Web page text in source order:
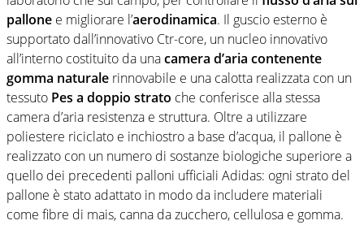
pallone e migliorare l’aerodinamica. Il guscio esterno è
supportato dall’innovativo Ctr-core, un nucleo innovativo
all’interno costituito da unacamera d’aria contenente
gomma naturale rinnovabile e una calotta realizzata con un
tessuto Pes a doppio strato che conferisce alla stessa
camera d’aria resistenza e struttura. Oltre a utilizzare
poliestere riciclato e inchiostro a base d’acqua, il pallone è
realizzato con un numero di sostanze biologiche superiore a
quello dei precedenti palloni ufficiali Adidas: ogni strato del
pallone è stato adattato in modo da includere materiali
come fibre di mais, canna da zucchero, cellulosa e gomma.